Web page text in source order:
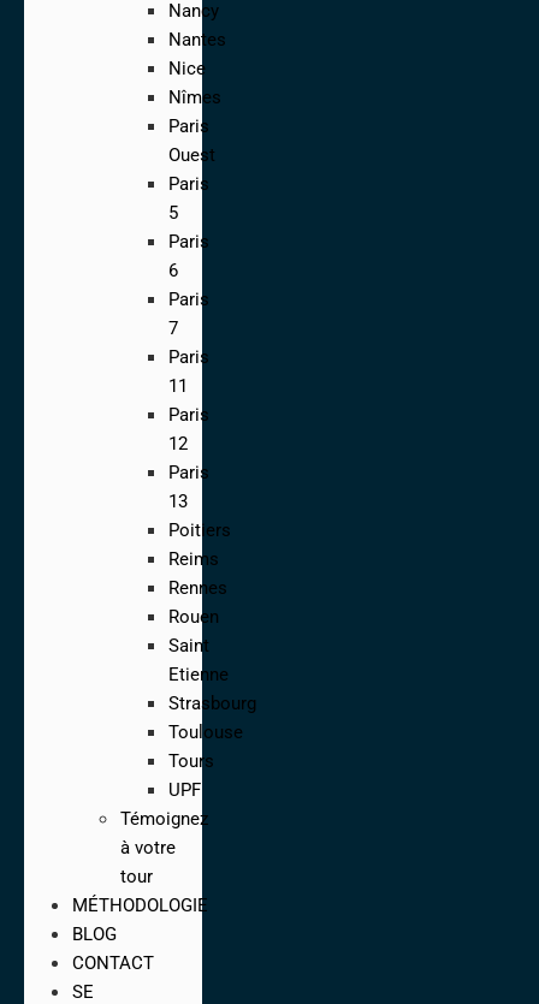
Nancy
Nantes
Nice
Nîmes
Paris
Ouest
Paris
5
Paris
6
Paris
7
Paris
11
Paris
12
Paris
13
Poitiers
Reims
Rennes
Rouen
Saint
Etienne
Strasbourg
Toulouse
Tours
UPF
Témoignez
à votre
tour
MÉTHODOLOGIE
BLOG
CONTACT
SE